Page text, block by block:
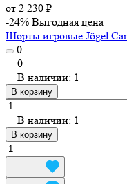
от 2 230 ₽
-24% Выгодная цена
Шорты игровые Jögel
0
0
В наличии: 1
В корзину
В наличии: 1
В корзину